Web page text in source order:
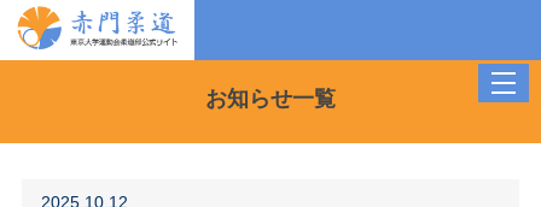
お知らせ一覧
2025.10.12